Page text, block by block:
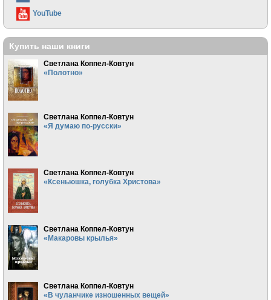
YouTube
Купить наши книги
Светлана Коппел-Ковтун
«Полотно»
Светлана Коппел-Ковтун
«Я думаю по-русски»
Светлана Коппел-Ковтун
«Ксеньюшка, голубка Христова»
Светлана Коппел-Ковтун
«Макаровы крылья»
Светлана Коппел-Ковтун
«В чуланчике изношенных вещей»